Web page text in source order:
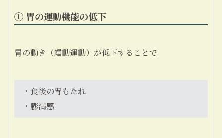
① 胃の運動機能の低下
胃の動き（蠕動運動）が低下することで
・食後の胃もたれ
・膨満感